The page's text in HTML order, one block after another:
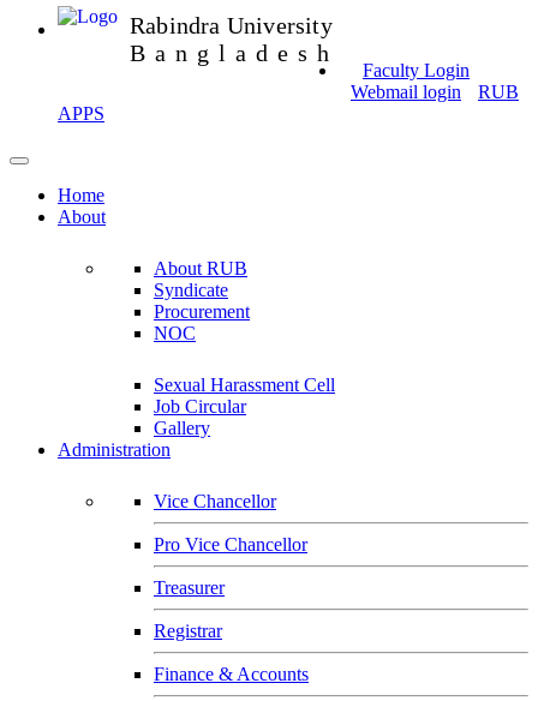
Rabindra University
Bangladesh
Faculty Login
Webmail login
RUB
APPS
Home
About
About RUB
Syndicate
Procurement
NOC
Sexual Harassment Cell
Job Circular
Gallery
Administration
Vice Chancellor
Pro Vice Chancellor
Treasurer
Registrar
Finance & Accounts